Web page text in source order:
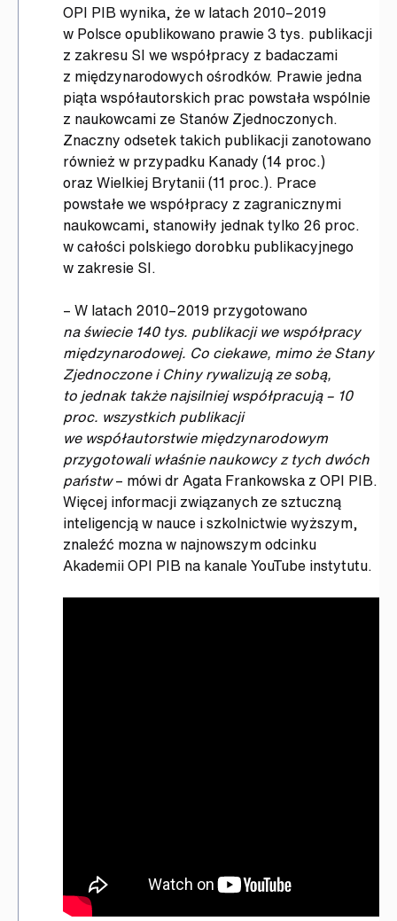
OPI PIB wynika, że w latach 2010–2019
w Polsce opublikowano prawie 3 tys. publikacji
z zakresu SI we współpracy z badaczami
z międzynarodowych ośrodków. Prawie jedna
piąta współautorskich prac powstała wspólnie
z naukowcami ze Stanów Zjednoczonych.
Znaczny odsetek takich publikacji zanotowano
również w przypadku Kanady (14 proc.)
oraz Wielkiej Brytanii (11 proc.). Prace
powstałe we współpracy z zagranicznymi
naukowcami, stanowiły jednak tylko 26 proc.
w całości polskiego dorobku publikacyjnego
w zakresie SI.
– W latach 2010–2019 przygotowano
na świecie 140 tys. publikacji we współpracy
międzynarodowej. Co ciekawe, mimo że Stany
Zjednoczone i Chiny rywalizują ze sobą,
to jednak także najsilniej współpracują – 10
proc. wszystkich publikacji
we współautorstwie międzynarodowym
przygotowali właśnie naukowcy z tych dwóch
państw– mówi dr Agata Frankowska z OPI PIB.
Więcej informacji związanych ze sztuczną
inteligencją w nauce i szkolnictwie wyższym,
znaleźć mozna w najnowszym odcinku
Akademii OPI PIB na kanale YouTube instytutu.